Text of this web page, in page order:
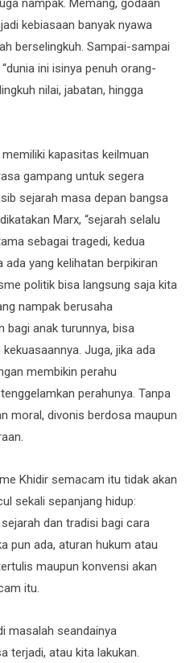
kebiasaan banyak nyawa
berselingkuh. Sampai-sampai
ini isinya penuh orang-
nilai, jabatan, hingga
kapasitas keilmuan
gampang untuk segera
sejarah masa depan bangsa
Marx, “sejarah selalu
sebagai tragedi, kedua
ada yang kelihatan berpikiran
politik bisa langsung saja kita
nampak berusaha
bagi anak turunnya, bisa
Juga, jika ada
membikin perahu
perahunya. Tanpa
moral, divonis berdosa maupun
Khidir semacam itu tidak akan
sekali sepanjang hidup:
dan tradisi bagi cara
pun ada, aturan hukum atau
maupun konvensi akan
itu.
masalah seandainya
terjadi, atau kita lakukan.